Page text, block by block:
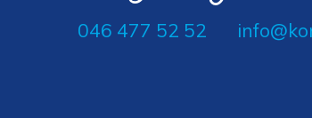
046 477 52 52